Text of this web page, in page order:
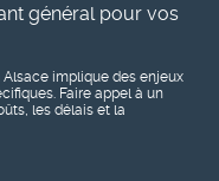
général pour vos
implique des enjeux
Faire appel à un
les délais et la